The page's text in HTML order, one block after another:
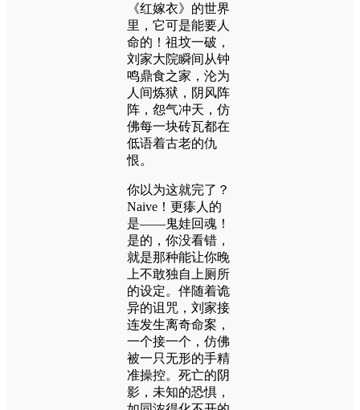
《红嫁衣》的世界
里，它可是能要人
命的！祖坟一破，
刘家大院瞬间从钟
鸣鼎食之家，沦为
人间炼狱，阴风阵
阵，怨气冲天，仿
佛每一块砖瓦都在
低语着古老的仇
恨。
你以为这就完了？
Naive！更瘆人的
是——鬼娃回魂！
是的，你没看错，
就是那种能让你晚
上不敢独自上厕所
的设定。伴随着诡
异的诅咒，刘家接
连发生离奇命案，
一个接一个，仿佛
被一只无形的手精
准操控。死亡的阴
影，未知的恐惧，